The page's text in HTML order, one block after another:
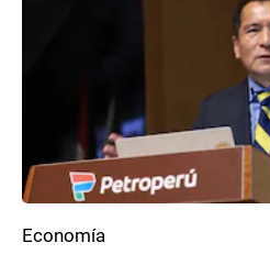
Economía